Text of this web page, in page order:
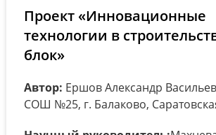
Проект «Инновационные
технологии в
блок»
Автор: Ершов Александр
СОШ №25, г. Балаково,